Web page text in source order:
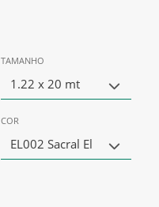
TAMANHO
1.22 x 20 mt
COR
EL002 Sacral El